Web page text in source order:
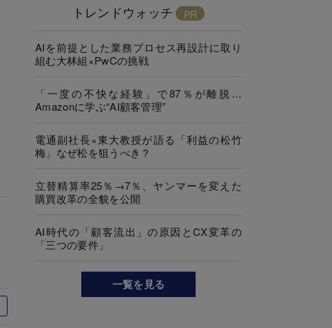
トレンドウォッチ
AIを前提とした業務プロセス再設計に取り
組む大林組×PwCの挑戦
「一度の不快な経験」で87％が離脱…
Amazonに学ぶ“AI顧客管理”
電通副社長×東大教授が語る「利益の松竹
梅」なぜ松を狙うべき？
立替精算率25％→7％、ヤンマーを変えた
購買改革の全貌を公開
AI時代の「顧客流出」の原因とCX変革の
「三つの要件」
一覧を見る